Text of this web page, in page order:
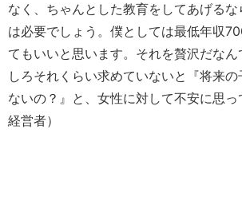
なく、ちゃんとした教育をしてあげる
は必要でしょう。僕としては最低年収
てもいいと思います。それを贅沢だな
しろそれくらい求めていないと『将来の
ないの？』と、女性に対して不安に思
経営者）